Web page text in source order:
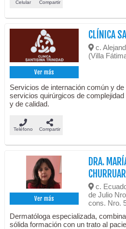
Celular Compartir
Ver más
CLÍNICA
c.
(Villa
Servicios de internación común y de
servicios quirúrgicos de
y de calidad.
Teléfono Compartir
Ver más
DRA.
c.
de Julio
cons. Nro.
Dermatóloga especializada,
sólida formación con un trato al